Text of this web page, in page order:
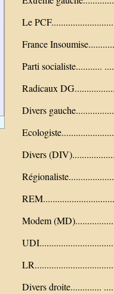
Le
France
Parti socialiste...........
Radicaux
Divers
Divers
Modem
Divers droite.............